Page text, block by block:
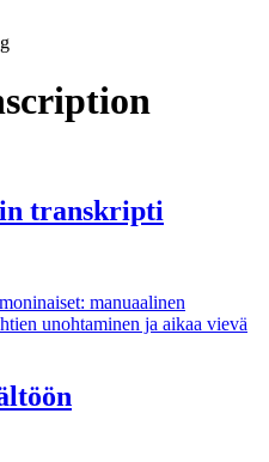
transkripti
manuaalinen
unohtaminen ja aikaa vievä